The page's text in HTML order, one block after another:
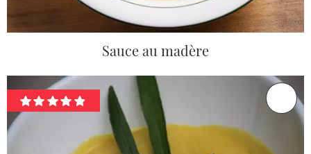
Sauce au madère